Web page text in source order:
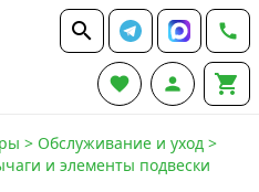
 
  
> Обслуживание и уход >
и элементы подвески